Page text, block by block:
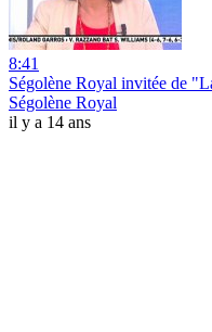
8:41
Ségolène Royal invitée de
Ségolène Royal
il y a 14 ans